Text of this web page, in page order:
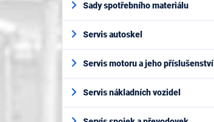
Sady spotřebního materiálu
Servis autoskel
Servis motoru a jeho příslušenství
Servis nákladních vozidel